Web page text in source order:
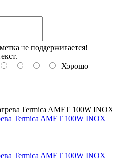
не поддерживается!
Хорошо
Termica AMET 100W INOX
Termica AMET 100W INOX